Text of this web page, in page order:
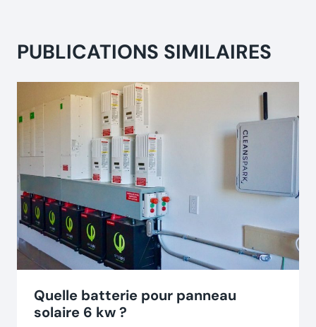
PUBLICATIONS SIMILAIRES
Quelle batterie pour panneau
solaire 6 kw ?